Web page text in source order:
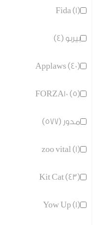
Fida (1)
بيربو (4)
Applaws (40)
FORZA10 (5)
مدور (577)
zoo vital (1)
Kit Cat (43)
Yow Up (1)